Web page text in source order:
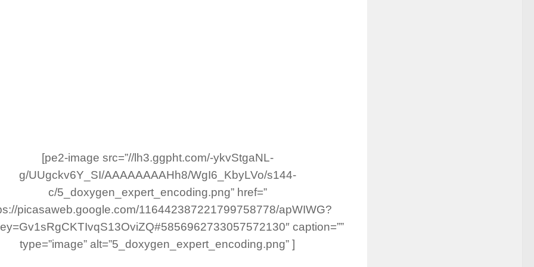
[pe2-image src=”//lh3.ggpht.com/-ykvStgaNL-
g/UUgckv6Y_SI/AAAAAAAAHh8/WgI6_KbyLVo/s144-
c/5_doxygen_expert_encoding.png” href=”
picasaweb.google.com/116442387221799758778/apWIWG?
caption=””
type=”image” alt=”5_doxygen_expert_encoding.png” ]